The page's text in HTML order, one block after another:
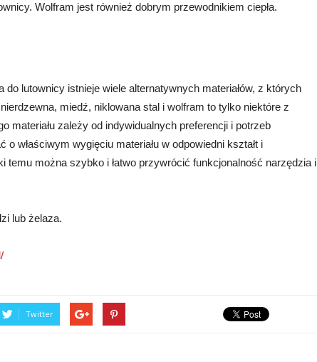
Wolfram jest również dobrym przewodnikiem ciepła.
do lutownicy istnieje wiele alternatywnych materiałów, z których
miedź, niklowana stal i wolfram to tylko niektóre z
materiału zależy od indywidualnych preferencji i potrzeb
właściwym wygięciu materiału w odpowiedni kształt i
temu można szybko i łatwo przywrócić funkcjonalność narzędzia i
lub żelaza.
Twitter